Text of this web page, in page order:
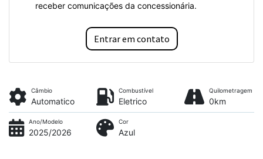
receber comunicações da concessionária.
Entrar em contato
Câmbio
Automatico
Combustível
Eletrico
Quilometragem
0km
Ano/Modelo
2025/2026
Cor
Azul